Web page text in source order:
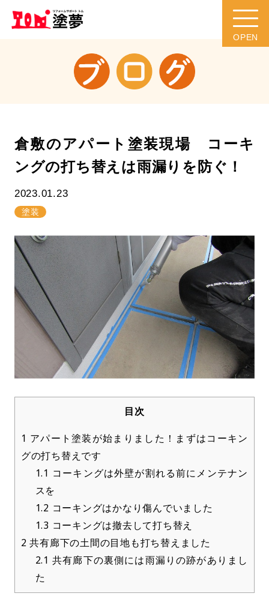
倉敷のアパート塗装現場 コーキ
ングの打ち替えは雨漏りを防ぐ！
2023.01.23
塗装
目次
1 アパート塗装が始まりました！まずはコーキン
グの打ち替えです
1.1 コーキングは外壁が割れる前にメンテナン
スを
1.2 コーキングはかなり傷んでいました
1.3 コーキングは撤去して打ち替え
2 共有廊下の土間の目地も打ち替えました
2.1 共有廊下の裏側には雨漏りの跡がありまし
た